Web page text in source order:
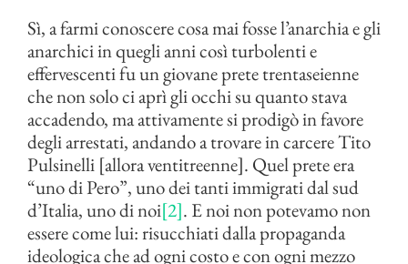
Sì, a farmi conoscere cosa mai fosse l’anarchia e gli
anarchici in quegli anni così turbolenti e
effervescenti fu un giovane prete trentaseienne
che non solo ci aprì gli occhi su quanto stava
accadendo, ma attivamente si prodigò in favore
degli arrestati, andando a trovare in carcere Tito
Pulsinelli [allora ventitreenne]. Quel prete era
“uno di Pero”, uno dei tanti immigrati dal sud
d’Italia, uno di noi[2]. E noi non potevamo non
essere come lui: risucchiati dalla propaganda
ideologica che ad ogni costo e con ogni mezzo